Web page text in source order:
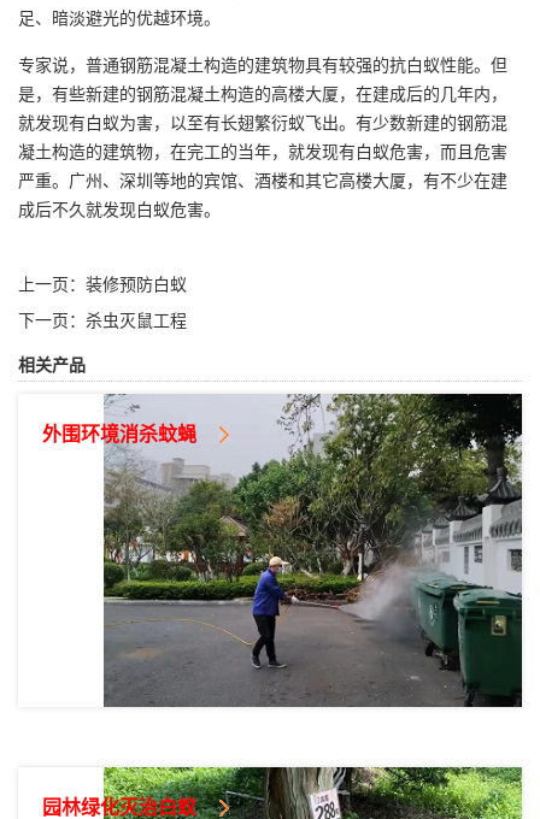
足、暗淡避光的优越环境。
专家说，普通钢筋混凝土构造的建筑物具有较强的抗白蚁性能。但
是，有些新建的钢筋混凝土构造的高楼大厦，在建成后的几年内，
就发现有白蚁为害，以至有长翅繁衍蚁飞出。有少数新建的钢筋混
凝土构造的建筑物，在完工的当年，就发现有白蚁危害，而且危害
严重。广州、深圳等地的宾馆、酒楼和其它高楼大厦，有不少在建
成后不久就发现白蚁危害。
上一页： 装修预防白蚁
下一页： 杀虫灭鼠工程
相关产品
外围环境消杀蚊蝇
园林绿化灭治白蚁